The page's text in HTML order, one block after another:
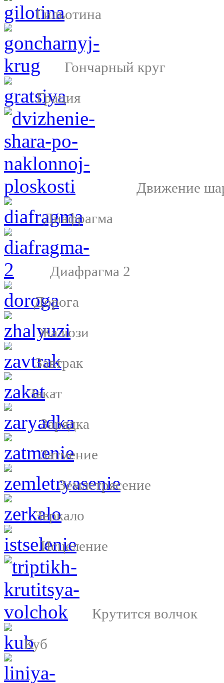
Гильотина
Гончарный круг
Грация
Движение
Диафрагма
Диафрагма 2
Дорога
Жалюзи
Завтрак
Закат
Зарядка
Затмение
Землетрясение
Зеркало
Исцеление
Крутится волчок
Куб